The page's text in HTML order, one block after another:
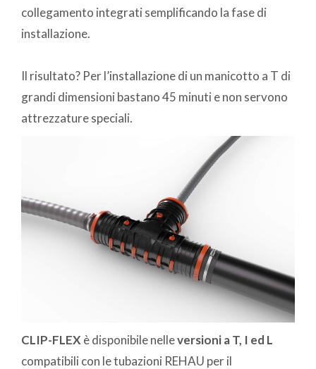
collegamento integrati semplificando la fase di
installazione.
Il risultato? Per l’installazione di un manicotto a T di
grandi dimensioni bastano 45 minuti e non servono
attrezzature speciali.
CLIP-FLEX è disponibile nelleversioni a T, I ed L
compatibili con le tubazioni REHAU per il